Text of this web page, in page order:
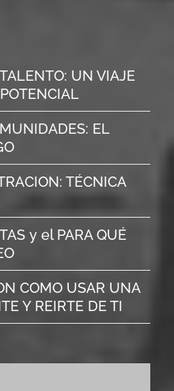
UN VIAJE
EL
TÉCNICA
y el PARA QUÉ
COMO USAR UNA
Y REIRTE DE TI